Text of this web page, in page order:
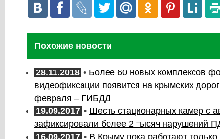
Похожие новости
28.11.2018 • Более 60 новых комплексов
видеофиксации появится на крымских
февраля – ГИБДД
19.09.2017 • Шесть стационарных камер с
зафиксировали более 2 тысяч нарушений
16.09.2017 • В Крыму пока работают